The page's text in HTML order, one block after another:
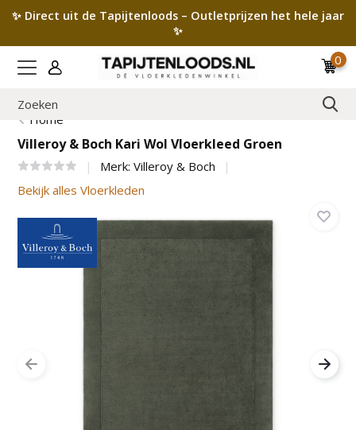
✨ Direct uit de Tapijtenloods – Outletprijzen het hele jaar
✨
0
Home
Villeroy & Boch Kari Wol Vloerkleed Groen
Merk:Villeroy & Boch
Bekijk alles Vloerkleden